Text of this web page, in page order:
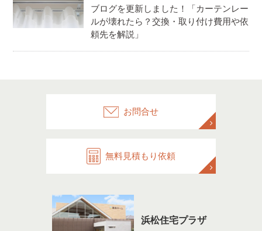
ブログを更新しました！「カーテンレー
ルが壊れたら？交換・取り付け費用や依
頼先を解説」
お問合せ
無料見積もり依頼
浜松住宅プラザ